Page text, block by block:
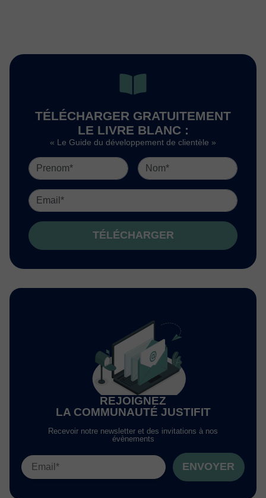
TÉLÉCHARGER GRATUITEMENT
LE LIVRE BLANC :
« Le Guide du développement de clientèle »
TÉLÉCHARGER
REJOIGNEZ
LA COMMUNAUTÉ JUSTIFIT
Recevoir notre newsletter et des invitations à nos
évènements
ENVOYER